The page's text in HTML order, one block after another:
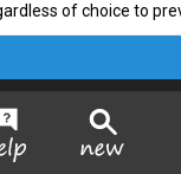
of choice to